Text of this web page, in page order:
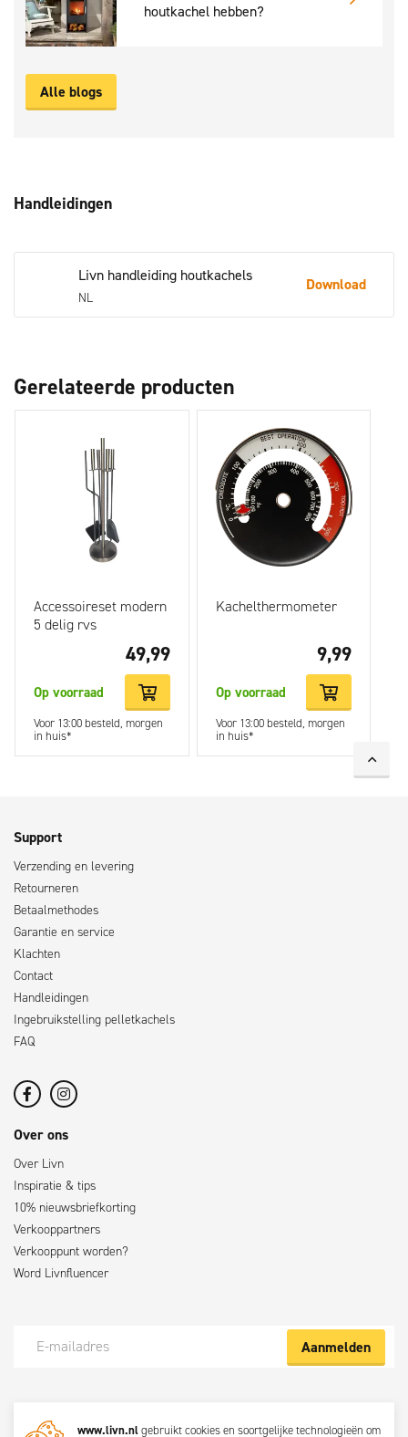
houtkachel hebben?
Alle blogs
Handleidingen
Livn handleiding houtkachels
NL
Download
Gerelateerde producten
Accessoireset modern
5 delig rvs
49,99
Op voorraad
Voor 13:00 besteld, morgen
in huis*
Kachelthermometer
9,99
Op voorraad
Voor 13:00 besteld, morgen
in huis*
Support
Verzending en levering
Retourneren
Betaalmethodes
Garantie en service
Klachten
Contact
Handleidingen
Ingebruikstelling pelletkachels
FAQ
Over ons
Over Livn
Inspiratie & tips
10% nieuwsbriefkorting
Verkooppartners
Verkooppunt worden?
Word Livnfluencer
Aanmelden
www.livn.nlgebruikt cookies en soortgelijke technologieën om